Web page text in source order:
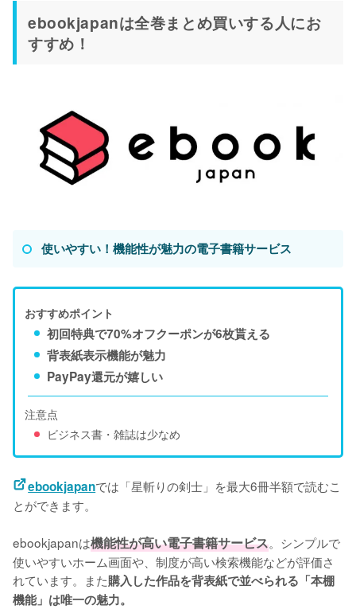
ebookjapanは全巻まとめ買いする人にお
すすめ！
使いやすい！機能性が魅力の電子書籍サービス
おすすめポイント
初回特典で70%オフクーポンが6枚貰える
背表紙表示機能が魅力
PayPay還元が嬉しい
注意点
ビジネス書・雑誌は少なめ
ebookjapanでは「星斬りの剣士」を最大6冊半額で読むこ
とができます。
ebookjapanは機能性が高い電子書籍サービス。シンプルで
使いやすいホーム画面や、制度が高い検索機能などが評価さ
れています。また購入した作品を背表紙で並べられる「本棚
機能」は唯一の魅力。